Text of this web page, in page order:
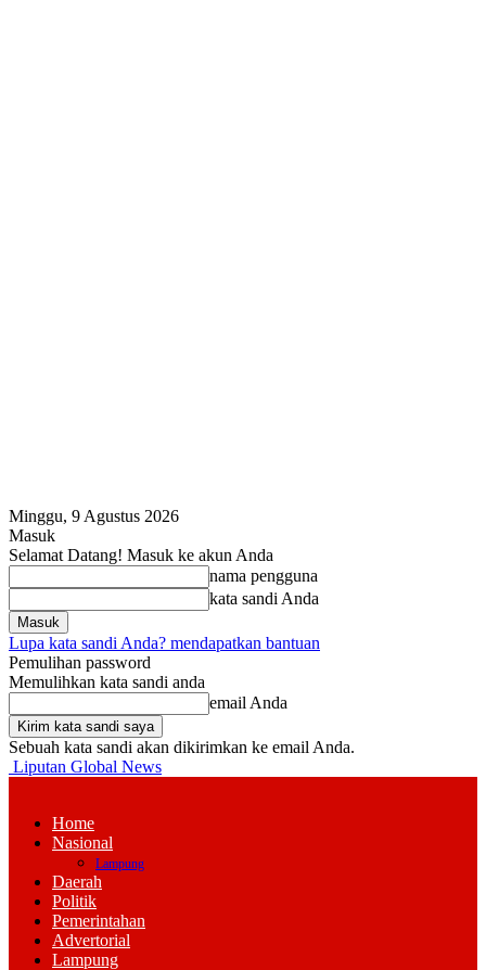
Minggu, 9 Agustus 2026
Masuk
Selamat Datang! Masuk ke akun Anda
nama pengguna
kata sandi Anda
Lupa kata sandi Anda? mendapatkan bantuan
Pemulihan password
Memulihkan kata sandi anda
email Anda
Sebuah kata sandi akan dikirimkan ke email Anda.
Liputan Global News
Home
Nasional
Lampung
Daerah
Politik
Pemerintahan
Advertorial
Lampung